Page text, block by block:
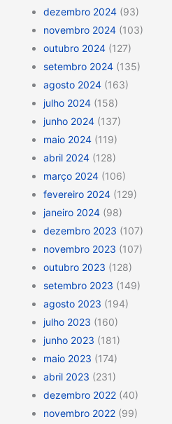
dezembro 2024 (93)
novembro 2024 (103)
outubro 2024 (127)
setembro 2024 (135)
agosto 2024 (163)
julho 2024 (158)
junho 2024 (137)
maio 2024 (119)
abril 2024 (128)
março 2024 (106)
fevereiro 2024 (129)
janeiro 2024 (98)
dezembro 2023 (107)
novembro 2023 (107)
outubro 2023 (128)
setembro 2023 (149)
agosto 2023 (194)
julho 2023 (160)
junho 2023 (181)
maio 2023 (174)
abril 2023 (231)
dezembro 2022 (40)
novembro 2022 (99)